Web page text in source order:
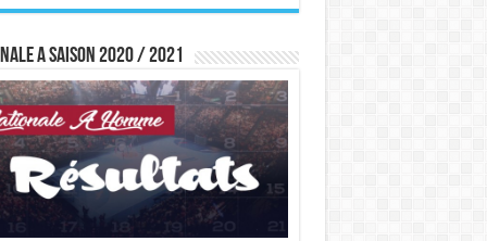
A saison 2020 / 2021